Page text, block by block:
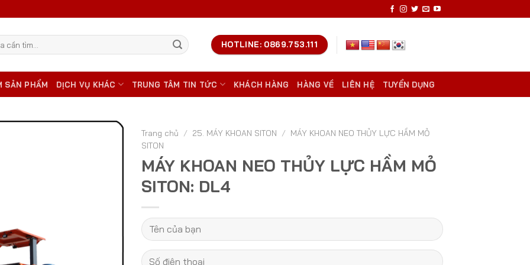
HOTLINE: 0869.753.111
SẢN PHẨM DỊCH VỤ KHÁC TRUNG TÂM TIN TỨC KHÁCH HÀNG HÀNG VỀ LIÊN HỆ TUYỂN DỤNG
Trang chủ / 25. MÁY KHOAN SITON / MÁY KHOAN NEO THỦY LỰC HẦM MỎ
SITON
MÁY KHOAN NEO THỦY LỰC HẦM MỎ
SITON: DL4